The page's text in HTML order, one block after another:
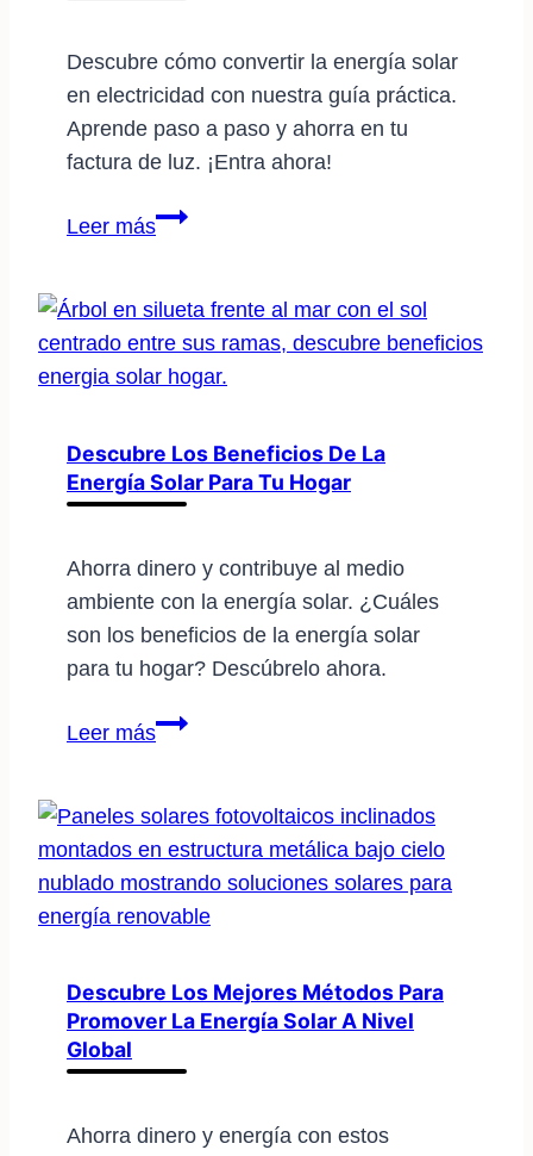
eléctrica
Descubre cómo convertir la energía solar
en electricidad con nuestra guía práctica.
Aprende paso a paso y ahorra en tu
factura de luz. ¡Entra ahora!
Leer másCómo
energía
solar
en
guía
práctica
Descubre Los Beneficios De La
Energía Solar Para Tu Hogar
Ahorra dinero y contribuye al medio
ambiente con la energía solar. ¿Cuáles
son los beneficios de la energía solar
para tu hogar? Descúbrelo ahora.
Leer másDescubre
de
la
energía
solar
tu
hogar
Descubre Los Mejores Métodos Para
Promover La Energía Solar A Nivel
Global
Ahorra dinero y energía con estos